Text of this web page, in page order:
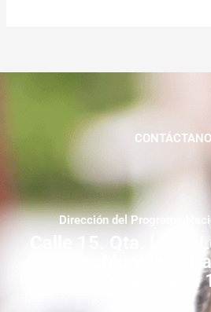
Dirección del Programa
Calle 15. Qta. Livia.
Municipio
Zona Postal